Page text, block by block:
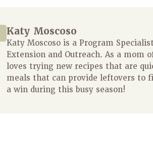
Katy Moscoso
Katy Moscoso is a Program
Extension and Outreach. As a mom
loves trying new recipes that are
meals that can provide leftovers to
a win during this busy season!